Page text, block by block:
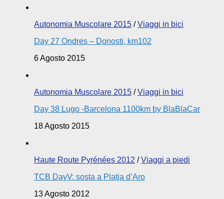
Autonomia Muscolare 2015 /Viaggi in bici
Day 27 Ondres – Donosti, km102
6 Agosto 2015
Autonomia Muscolare 2015 /Viaggi in bici
Day 38 Lugo -Barcelona 1100km by BlaBlaCar
18 Agosto 2015
Haute Route Pyrénées 2012 /Viaggi a piedi
TCB DayV: sosta a Platja d’Aro
13 Agosto 2012